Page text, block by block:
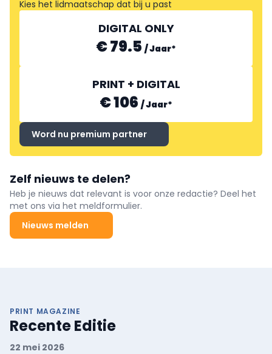
Kies het lidmaatschap dat bij u past
DIGITAL ONLY
€ 79.5 /Jaar*
PRINT + DIGITAL
€ 106 /Jaar*
Word nu premium partner
Zelf nieuws te delen?
Heb je nieuws dat relevant is voor onze redactie? Deel het
met ons via het meldformulier.
Nieuws melden
PRINT MAGAZINE
Recente Editie
22 mei 2026